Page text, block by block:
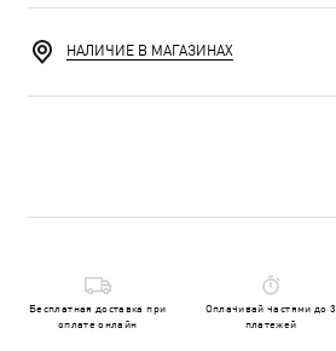
НАЛИЧИЕ В МАГАЗИНАХ
Бесплатная доставка при
оплате онлайн
Оплачивай частями до 3
платежей